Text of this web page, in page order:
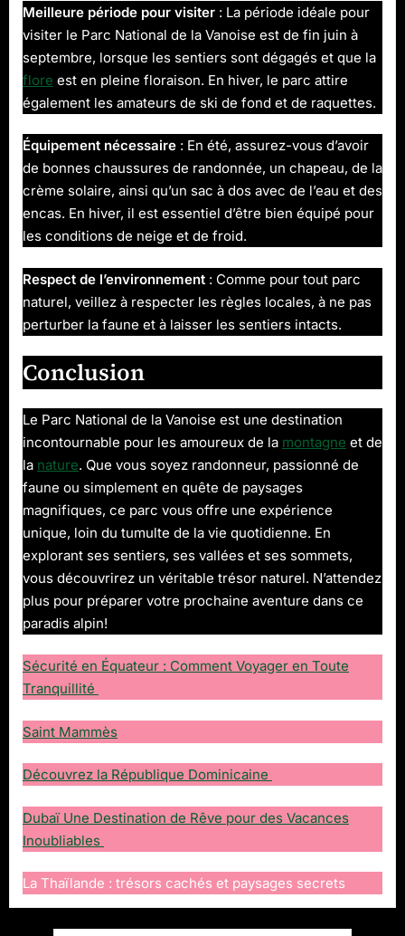
Meilleure période pour visiter : La période idéale pour
visiter le Parc National de la Vanoise est de fin juin à
septembre, lorsque les sentiers sont dégagés et que la
flore est en pleine floraison. En hiver, le parc attire
également les amateurs de ski de fond et de raquettes.
Équipement nécessaire : En été, assurez-vous d’avoir
de bonnes chaussures de randonnée, un chapeau, de la
crème solaire, ainsi qu’un sac à dos avec de l’eau et des
encas. En hiver, il est essentiel d’être bien équipé pour
les conditions de neige et de froid.
Respect de l’environnement : Comme pour tout parc
naturel, veillez à respecter les règles locales, à ne pas
perturber la faune et à laisser les sentiers intacts.
Conclusion
Le Parc National de la Vanoise est une destination
incontournable pour les amoureux de la montagne et de
la nature. Que vous soyez randonneur, passionné de
faune ou simplement en quête de paysages
magnifiques, ce parc vous offre une expérience
unique, loin du tumulte de la vie quotidienne. En
explorant ses sentiers, ses vallées et ses sommets,
vous découvrirez un véritable trésor naturel. N’attendez
plus pour préparer votre prochaine aventure dans ce
paradis alpin!
Sécurité en Équateur : Comment Voyager en Toute
Tranquillité
Saint Mammès
Découvrez la République Dominicaine
Dubaï Une Destination de Rêve pour des Vacances
Inoubliables
La Thaïlande : trésors cachés et paysages secrets